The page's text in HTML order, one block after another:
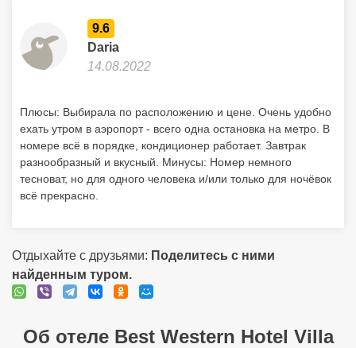
9.6
Daria
14.08.2022
Плюсы: Выбирала по расположению и цене. Очень удобно
ехать утром в аэропорт - всего одна остановка на метро. В
номере всё в порядке, кондиционер работает. Завтрак
разнообразный и вкусный. Минусы: Номер немного
тесноват, но для одного человека и/или только для ночёвок
всё прекрасно.
Отдыхайте с друзьями: Поделитесь с ними
найденным туром.
Об отеле Best Western Hotel Villa